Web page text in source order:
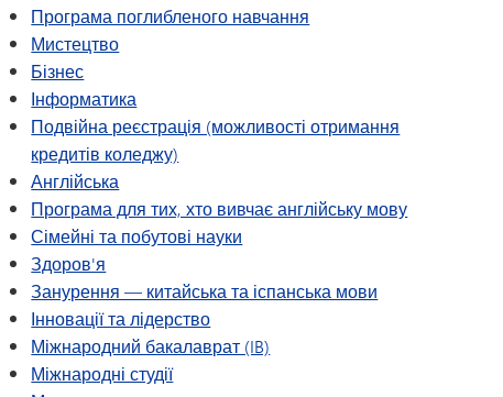
Програма поглибленого навчання
Мистецтво
Бізнес
Інформатика
Подвійна реєстрація (можливості отримання
кредитів коледжу)
Англійська
Програма для тих, хто вивчає англійську мову
Сімейні та побутові науки
Здоров'я
Занурення — китайська та іспанська мови
Інновації та лідерство
Міжнародний бакалаврат (IB)
Міжнародні студії